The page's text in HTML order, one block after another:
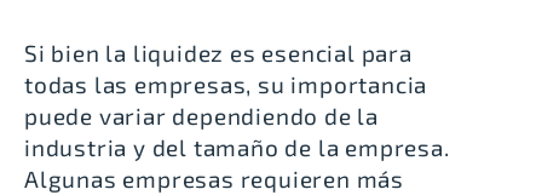
Si bien la liquidez es esencial para
todas las empresas, su importancia
puede variar dependiendo de la
industria y del tamaño de la empresa.
Algunas empresas requieren más